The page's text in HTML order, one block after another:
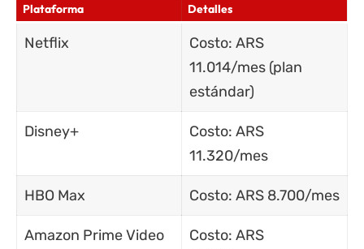
Plataforma Detalles
Netflix
Costo: ARS
11.014/mes (plan
estándar)
Disney+
Costo: ARS
11.320/mes
HBO Max Costo: ARS 8.700/mes
Amazon Prime Video
Costo: ARS